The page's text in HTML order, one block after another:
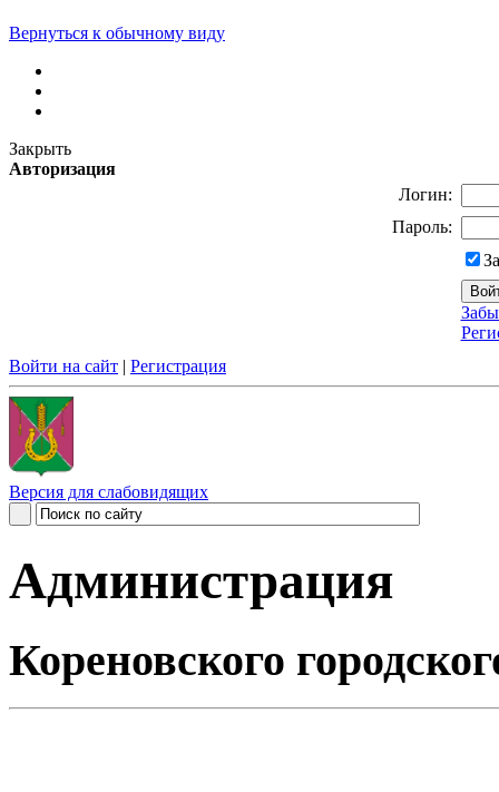
Вернуться к обычному виду
Закрыть
Авторизация
Логин:
Пароль:
Войти на сайт | Регистрация
Версия для слабовидящих
Администрация
Кореновского